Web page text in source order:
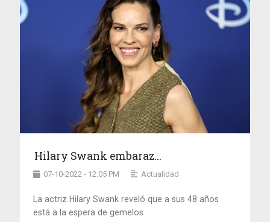
Hilary Swank embaraz...
07-10-2022 - 12:05 PM Actualidad
La actriz Hilary Swank reveló que a sus 48 años
está a la espera de gemelos